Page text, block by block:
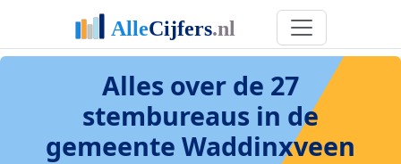
Alles over de 27
stembureaus in de
gemeente Waddinxveen